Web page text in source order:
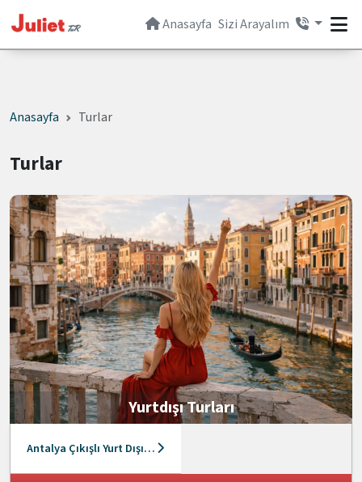
Anasayfa Sizi Arayalım
Anasayfa Turlar
Turlar
Yurtdışı Turları
Antalya Çıkışlı Yurt Dışı Turları